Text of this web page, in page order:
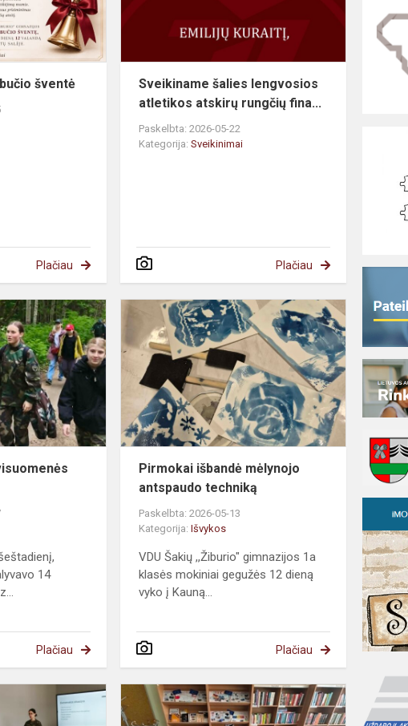
šventė
Plačiau
Sveikiname šalies lengvosios
atletikos atskirų rungčių fina...
Paskelbta: 2026-05-22
Kategorija:Sveikinimai
Plačiau
14
Plačiau
Pirmokai išbandė mėlynojo
antspaudo techniką
Paskelbta: 2026-05-13
Kategorija:Išvykos
VDU Šakių ,,Žiburio" gimnazijos 1a
klasės mokiniai gegužės 12 dieną
vyko į Kauną...
Plačiau